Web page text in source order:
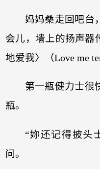
妈妈桑走回吧台
会儿，墙上的扬声器
地爱我〉（Love me
第一瓶健力士很
瓶。
“妳还记得披头
问。